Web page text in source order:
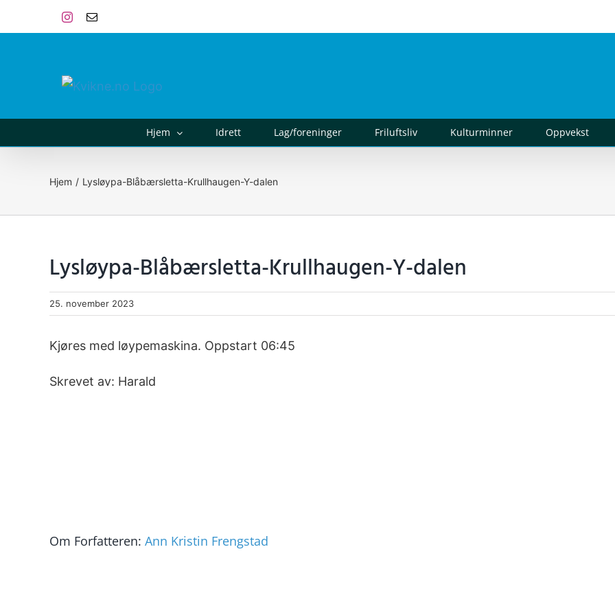
to
Instagram
E-
Hjem Idrett Lag/foreninger Friluftsliv Kulturminner Oppvekst
Hjem Lysløypa-Blåbærsletta-Krullhaugen-Y-dalen
Lysløypa-Blåbærsletta-Krullhaugen-Y-dalen
25. november 2023
Kjøres med løypemaskina. Oppstart 06:45
Skrevet av: Harald
Om Forfatteren: Ann Kristin Frengstad